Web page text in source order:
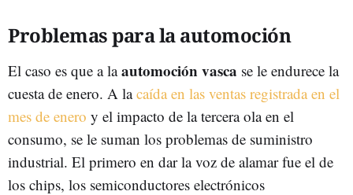
Problemas para la automoción
El caso es que a laautomoción vasca se le endurece la
cuesta de enero. A lacaída en las ventas registrada en el
mes de enero y el impacto de la tercera ola en el
consumo, se le suman los problemas de suministro
industrial. El primero en dar la voz de alamar fue el de
los chips, los semiconductores electrónicos